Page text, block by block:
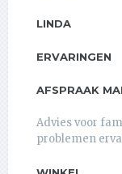
LINDA
ERVARINGEN
AFSPRAAK
Advies voor
problemen